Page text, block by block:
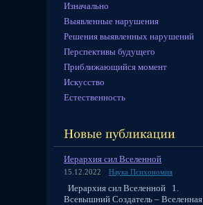
Изначально
Выявленные нарушения
Решения выявленных нарушений
Перспективы будущего
Приближающийся момент
Искусство
Естественность
Иерархия сил Вселенной
15.12.2022 Наука Психономия
Иерархия сил Вселенной 1.
Всевышний Создатель – Вселенная